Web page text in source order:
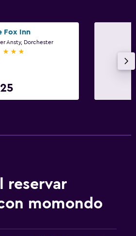
Fox Inn
Ansty, Dorchester
3 estrellas
reservar
momondo